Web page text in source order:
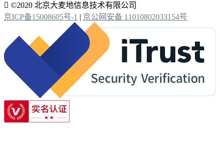
 ©2020 北京大麦地信息技术有限公司
京ICP备15008605号-1 | 京公网安备 11010802033154号